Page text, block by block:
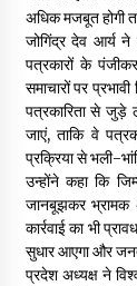
अधिक मजबूत होगी
जोगिंद्र देव आर्य ने
पत्रकारों के
समाचारों पर
पत्रकारिता से जुड़े
जाएं, ताकि वे
प्रक्रिया से भली-
उन्होंने कहा कि
जानबूझकर भ्रामक
कार्रवाई का भी
सुधार आएगा और
प्रदेश अध्यक्ष ने